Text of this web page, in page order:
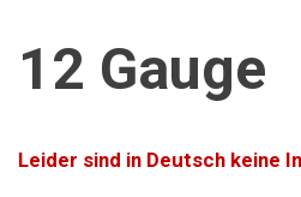
12 Gauge
Leider sind in Deutsch keine